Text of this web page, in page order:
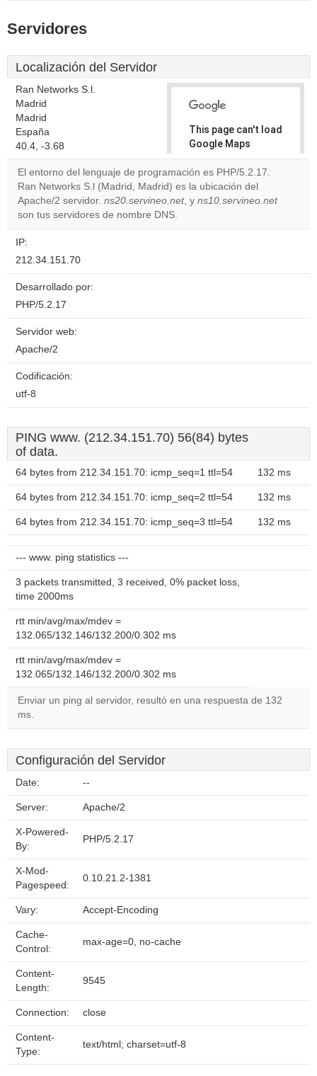
Servidores
Localización del Servidor
Ran Networks S.l.
Madrid
Madrid
España
40.4, -3.68
This page can't load
Google Maps
correctly.
Do you
own this
OK
El entorno del lenguaje de programación es PHP/5.2.17.
Ran Networks S.l (Madrid, Madrid) es la ubicación del
Apache/2 servidor. ns20.servineo.net, y ns10.servineo.net
son tus servidores de nombre DNS.
IP:
212.34.151.70
Desarrollado por:
PHP/5.2.17
Servidor web:
Apache/2
Codificación:
utf-8
PING www. (212.34.151.70) 56(84) bytes
of data.
64 bytes from 212.34.151.70: icmp_seq=1 ttl=54 132 ms
64 bytes from 212.34.151.70: icmp_seq=2 ttl=54 132 ms
64 bytes from 212.34.151.70: icmp_seq=3 ttl=54 132 ms
--- www. ping statistics ---
3 packets transmitted, 3 received, 0% packet loss,
time 2000ms
rtt min/avg/max/mdev =
132.065/132.146/132.200/0.302 ms
rtt min/avg/max/mdev =
132.065/132.146/132.200/0.302 ms
Enviar un ping al servidor, resultó en una respuesta de 132
ms.
Configuración del Servidor
Date: --
Server: Apache/2
X-Powered-
By:
PHP/5.2.17
X-Mod-
Pagespeed:
0.10.21.2-1381
Vary: Accept-Encoding
Cache-
Control:
max-age=0, no-cache
Content-
Length:
9545
Connection: close
Content-
Type:
text/html; charset=utf-8